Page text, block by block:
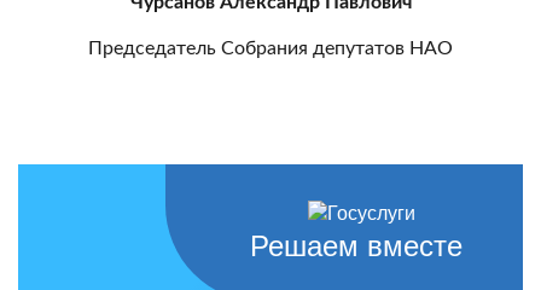
Председатель Собрания депутатов НАО
Решаем вместе